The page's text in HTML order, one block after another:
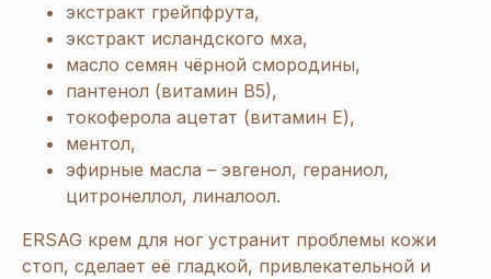
экстракт грейпфрута,
экстракт исландского мха,
масло семян чёрной смородины,
пантенол (витамин В5),
токоферола ацетат (витамин Е),
ментол,
эфирные масла – эвгенол, гераниол,
цитронеллол, линалоол.
ERSAG крем для ног устранит проблемы кожи
стоп, сделает её гладкой, привлекательной и